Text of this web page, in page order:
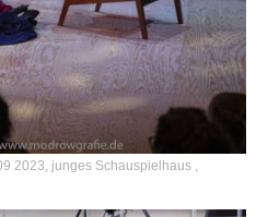
2023, junges Schauspielhaus ,